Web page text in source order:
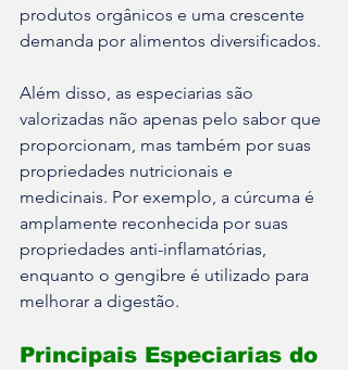
produtos orgânicos e uma crescente
demanda por alimentos diversificados.
Além disso, as especiarias são
valorizadas não apenas pelo sabor que
proporcionam, mas também por suas
propriedades nutricionais e
medicinais. Por exemplo, a cúrcuma é
amplamente reconhecida por suas
propriedades anti-inflamatórias,
enquanto o gengibre é utilizado para
melhorar a digestão.
Principais Especiarias do